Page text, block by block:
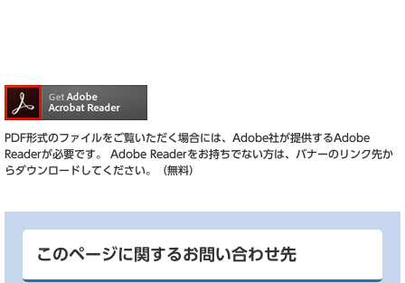
PDF形式のファイルをご覧いただく場合には、Adobe社が提供するAdobe
Readerが必要です。
Adobe Readerをお持ちでない方は、バナーのリンク先か
らダウンロードしてください。（無料）
このページに関するお問い合わせ先